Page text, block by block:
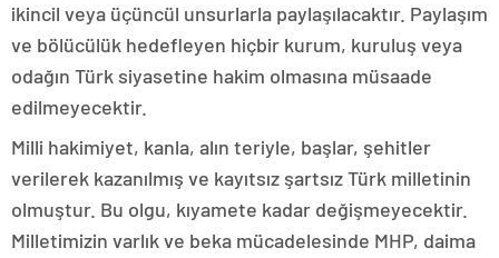
ikincil veya üçüncül unsurlarla paylaşılacaktır. Paylaşım
ve bölücülük hedefleyen hiçbir kurum, kuruluş veya
odağın Türk siyasetine hakim olmasına müsaade
edilmeyecektir.
Milli hakimiyet, kanla, alın teriyle, başlar, şehitler
verilerek kazanılmış ve kayıtsız şartsız Türk milletinin
olmuştur. Bu olgu, kıyamete kadar değişmeyecektir.
Milletimizin varlık ve beka mücadelesinde MHP, daima